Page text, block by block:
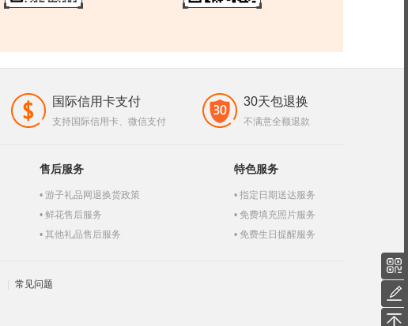
国际信用卡支付
支持国际信用卡、微信支付
30天包退换
不满意全额退款
售后服务
游子礼品网退换货政策
鲜花售后服务
其他礼品售后服务
特色服务
指定日期送达服务
免费填充照片服务
免费生日提醒服务
常见问题